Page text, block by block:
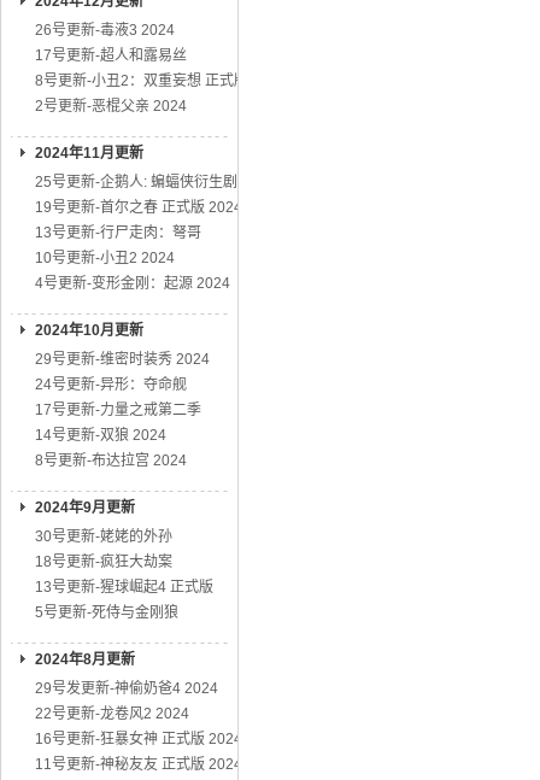
26号更新-毒液3 2024
17号更新-超人和露易丝
8号更新-小丑2：双重妄想 正式版
2号更新-恶棍父亲 2024
2024年11月更新
25号更新-企鹅人: 蝙蝠侠衍生剧
19号更新-首尔之春 正式版 2024
13号更新-行尸走肉：弩哥
10号更新-小丑2 2024
4号更新-变形金刚：起源 2024
2024年10月更新
29号更新-维密时装秀 2024
24号更新-异形：夺命舰
17号更新-力量之戒第二季
14号更新-双狼 2024
8号更新-布达拉宫 2024
2024年9月更新
30号更新-姥姥的外孙
18号更新-疯狂大劫案
13号更新-猩球崛起4 正式版
5号更新-死侍与金刚狼
2024年8月更新
29号发更新-神偷奶爸4 2024
22号更新-龙卷风2 2024
16号更新-狂暴女神 正式版 2024
11号更新-神秘友友 正式版 2024